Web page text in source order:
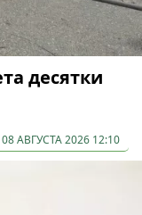
десятки
08 АВГУСТА 2026 12:10